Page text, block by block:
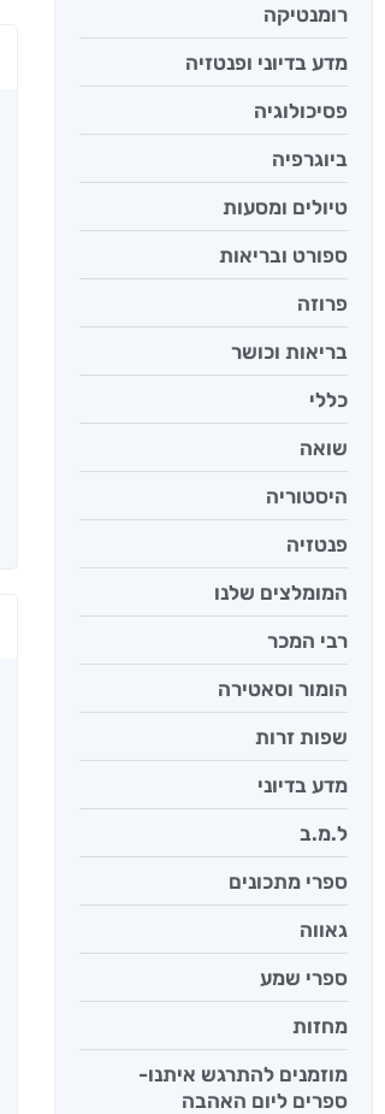
רומנטיקה
מדע בדיוני ופנטזיה
פסיכולוגיה
ביוגרפיה
טיולים ומסעות
ספורט ובריאות
פרוזה
בריאות וכושר
כללי
שואה
היסטוריה
פנטזיה
המומלצים שלנו
רבי המכר
הומור וסאטירה
שפות זרות
מדע בדיוני
ל.מ.ב
ספרי מתכונים
גאווה
ספרי שמע
מחזות
מוזמנים להתרגש איתנו-
ספרים ליום האהבה